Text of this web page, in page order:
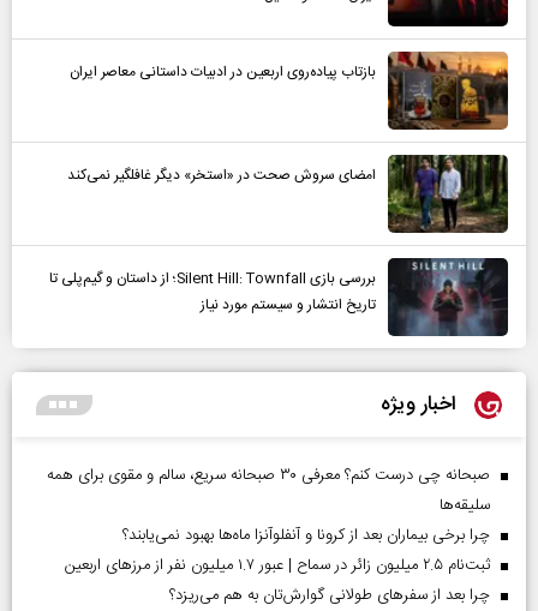
بازتاب پیاده‌روی اربعین در ادبیات داستانی معاصر ایران
امضای سروش صحت در «استخر» دیگر غافلگیر نمی‌کند
بررسی بازی Silent Hill: Townfall؛ از داستان و گیم‌پلی تا
تاریخ انتشار و سیستم مورد نیاز
اخبار ویژه
صبحانه چی درست کنم؟ معرفی ۳۰ صبحانه سریع، سالم و مقوی برای همه
سلیقه‌ها
چرا برخی بیماران بعد از کرونا و آنفلوآنزا ماه‌ها بهبود نمی‌یابند؟
ثبت‌نام ۲.۵ میلیون زائر در سماح | عبور ۱.۷ میلیون نفر از مرز‌های اربعین
چرا بعد از سفرهای طولانی گوارش‌تان به هم می‌ریزد؟